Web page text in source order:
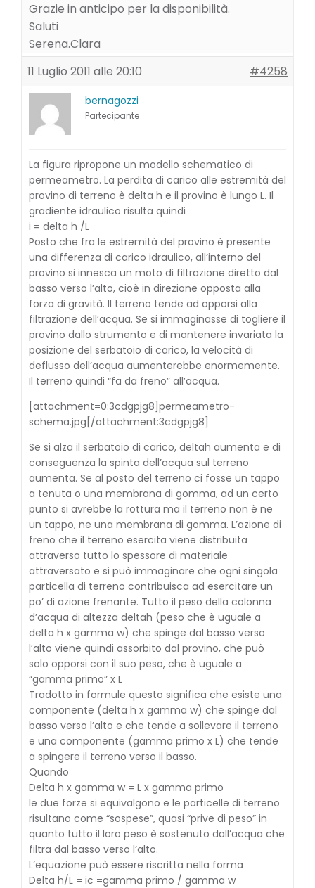
Grazie in anticipo per la disponibilità.
Saluti
Serena.Clara
11 Luglio 2011 alle 20:10
#4258
bernagozzi
Partecipante
La figura ripropone un modello schematico di
permeametro. La perdita di carico alle estremità del
provino di terreno è delta h e il provino è lungo L. Il
gradiente idraulico risulta quindi
i = delta h /L
Posto che fra le estremità del provino è presente
una differenza di carico idraulico, all’interno del
provino si innesca un moto di filtrazione diretto dal
basso verso l’alto, cioè in direzione opposta alla
forza di gravità. Il terreno tende ad opporsi alla
filtrazione dell’acqua. Se si immaginasse di togliere il
provino dallo strumento e di mantenere invariata la
posizione del serbatoio di carico, la velocità di
deflusso dell’acqua aumenterebbe enormemente.
Il terreno quindi “fa da freno” all’acqua.
[attachment=0:3cdgpjg8] permeametro-
schema.jpg [/attachment:3cdgpjg8]
Se si alza il serbatoio di carico, deltah aumenta e di
conseguenza la spinta dell’acqua sul terreno
aumenta. Se al posto del terreno ci fosse un tappo
a tenuta o una membrana di gomma, ad un certo
punto si avrebbe la rottura ma il terreno non è ne
un tappo, ne una membrana di gomma. L’azione di
freno che il terreno esercita viene distribuita
attraverso tutto lo spessore di materiale
attraversato e si può immaginare che ogni singola
particella di terreno contribuisca ad esercitare un
po’ di azione frenante. Tutto il peso della colonna
d’acqua di altezza deltah (peso che è uguale a
delta h x gamma w) che spinge dal basso verso
l’alto viene quindi assorbito dal provino, che può
solo opporsi con il suo peso, che è uguale a
“gamma primo” x L
Tradotto in formule questo significa che esiste una
componente (delta h x gamma w) che spinge dal
basso verso l’alto e che tende a sollevare il terreno
e una componente (gamma primo x L) che tende
a spingere il terreno verso il basso.
Quando
Delta h x gamma w = L x gamma primo
le due forze si equivalgono e le particelle di terreno
risultano come “sospese”, quasi “prive di peso” in
quanto tutto il loro peso è sostenuto dall’acqua che
filtra dal basso verso l’alto.
L’equazione può essere riscritta nella forma
Delta h/L = ic =gamma primo / gamma w